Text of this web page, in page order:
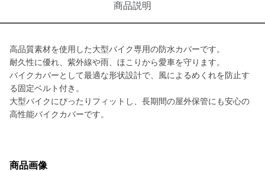
商品説明
高品質素材を使用した大型バイク専用の防水カバーです。
耐久性に優れ、紫外線や雨、ほこりから愛車を守ります。
バイクカバーとして最適な形状設計で、風によるめくれを防止す
る固定ベルト付き。
大型バイクにぴったりフィットし、長期間の屋外保管にも安心の
高性能バイクカバーです。
商品画像